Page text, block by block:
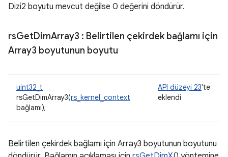
Dizi2 boyutu mevcut değilse 0 değerini döndürür.
rsGetDimArray3 : Belirtilen çekirdek bağlamı için
Array3 boyutunun boyutu
uint32_t
rsGetDimArray3(rs_kernel_context
bağlamı);
API düzeyi 23'te
eklendi
Belirtilen çekirdek bağlamı için Array3 boyutunun boyutunu